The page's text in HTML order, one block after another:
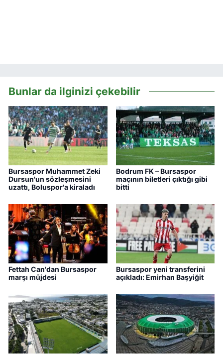
Bunlar da ilginizi çekebilir
Bursaspor Muhammet Zeki
Dursun'un sözleşmesini
uzattı, Boluspor'a kiraladı
Bodrum FK – Bursaspor
maçının biletleri çıktığı gibi
bitti
Fettah Can'dan Bursaspor
marşı müjdesi
Bursaspor yeni transferini
açıkladı: Emirhan Başyiğit